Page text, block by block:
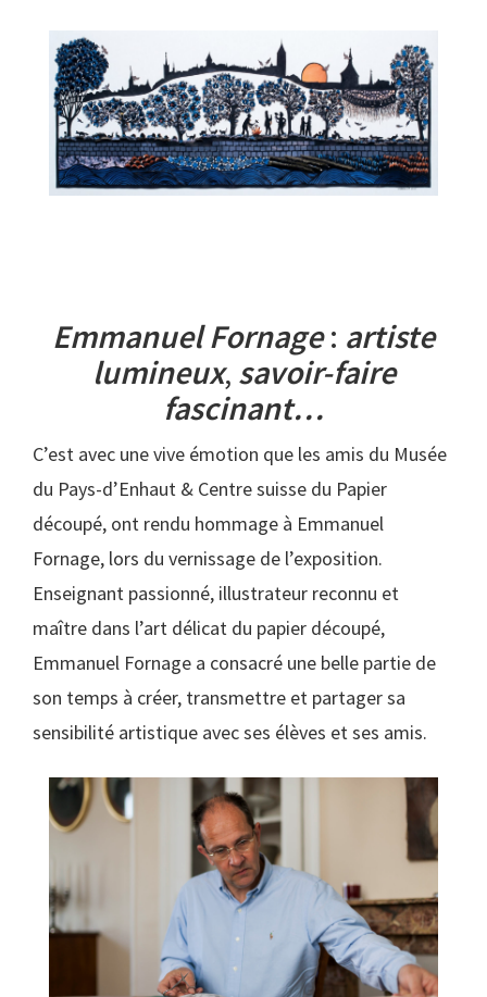
Emmanuel Fornage: artiste
lumineux, savoir-faire
fascinant…
C’est avec une vive émotion que les amis du Musée
du Pays-d’Enhaut & Centre suisse du Papier
découpé, ont rendu hommage à Emmanuel
Fornage, lors du vernissage de l’exposition.
Enseignant passionné, illustrateur reconnu et
maître dans l’art délicat du papier découpé,
Emmanuel Fornage a consacré une belle partie de
son temps à créer, transmettre et partager sa
sensibilité artistique avec ses élèves et ses amis.